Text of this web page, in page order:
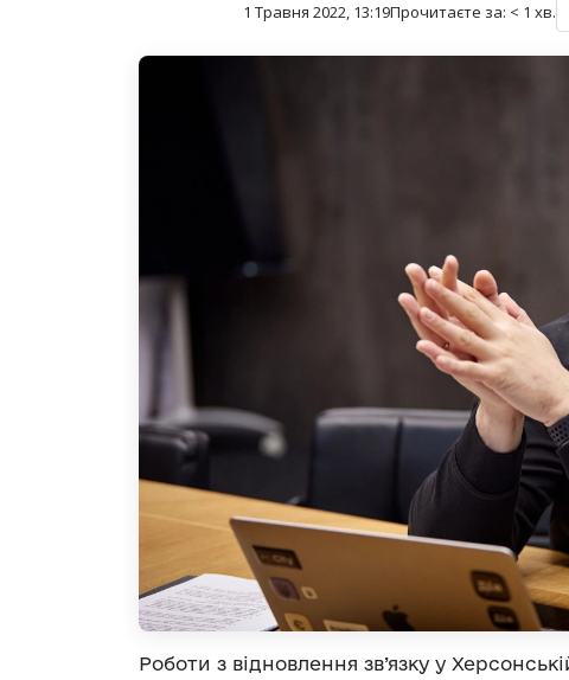
1 Травня 2022, 13:19Прочитаєте за: < 1 хв.
Роботи з відновлення зв’язку у